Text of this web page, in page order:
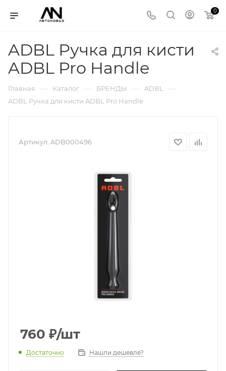
0
ADBL Ручка для кисти
ADBL Pro Handle
Главная — Каталог — БРЕНДЫ — ADBL —
ADBL Ручка для кисти ADBL Pro Handle
Артикул: ADB000496
760 ₽/шт
Достаточно Нашли дешевле?